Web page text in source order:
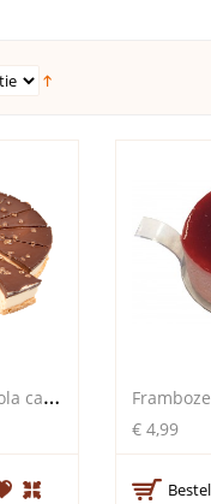
B
illionaire chocola caramel cheesecake
€ 4,99